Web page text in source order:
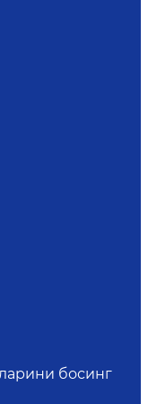
босинг